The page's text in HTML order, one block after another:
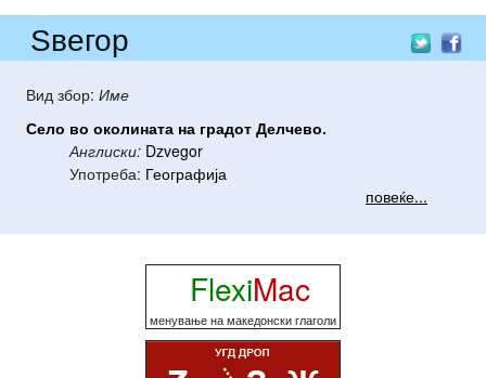
Ѕвегор
Вид збор: Име
Село во околината на градот Делчево.
Англиски: Dzvegor
Употреба: Географија
повеќе...
FlexiMac
менување на македонски глаголи